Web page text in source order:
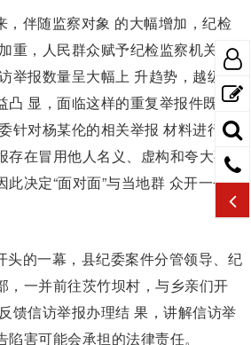
，伴随监察对象 的大幅增加，纪检
重，人民群众赋予纪检监察机关的
举报数量呈大幅上 升趋势，越级
凸 显，面临这样的重复举报件既耗
针对杨某伦的相关举报 材料进行分
存在冒用他人名义、虚构和夸大事
此决定“面对面”与当地群 众开一个敞
头的一幕，县纪委案件分管领导、纪
，一并前往茨竹坝村，与乡亲们开
馈信访举报办理结 果，讲解信访举
害可能会承担的法律责任。